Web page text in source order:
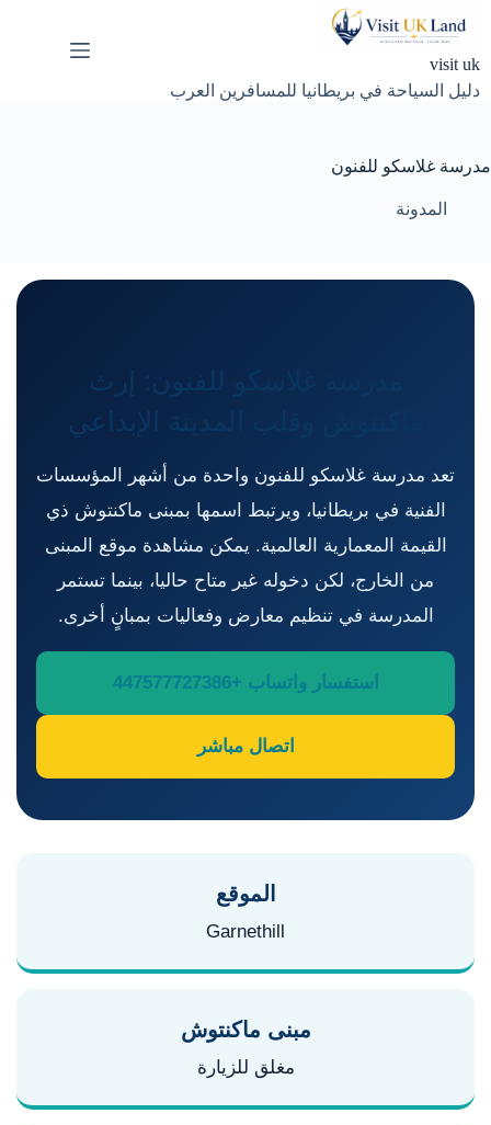
visit uk
دليل السياحة في بريطانيا للمسافرين العرب
مدرسة غلاسكو للفنون
المدونة
مدرسة غلاسكو للفنون: إرث
ماكنتوش وقلب المدينة الإبداعي
تعد مدرسة غلاسكو للفنون واحدة من أشهر المؤسسات
الفنية في بريطانيا، ويرتبط اسمها بمبنى ماكنتوش ذي
القيمة المعمارية العالمية. يمكن مشاهدة موقع المبنى
من الخارج، لكن دخوله غير متاح حاليا، بينما تستمر
المدرسة في تنظيم معارض وفعاليات بمبانٍ أخرى.
استفسار واتساب +447577727386
اتصال مباشر
الموقع
Garnethill
مبنى ماكنتوش
مغلق للزيارة